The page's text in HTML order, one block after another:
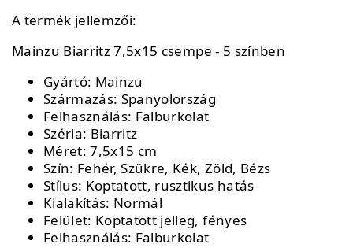
A termék jellemzői:
Mainzu Biarritz 7,5x15 csempe - 5 színben
Gyártó: Mainzu
Származás: Spanyolország
Felhasználás: Falburkolat
Széria: Biarritz
Méret: 7,5x15 cm
Szín: Fehér, Szükre, Kék, Zöld, Bézs
Stílus: Koptatott, rusztikus hatás
Kialakítás: Normál
Felület: Koptatott jelleg, fényes
Felhasználás: Falburkolat